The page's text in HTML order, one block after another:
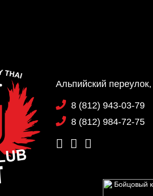
Альпийский
8 (812) 943-03-79
8 (812) 984-72-75